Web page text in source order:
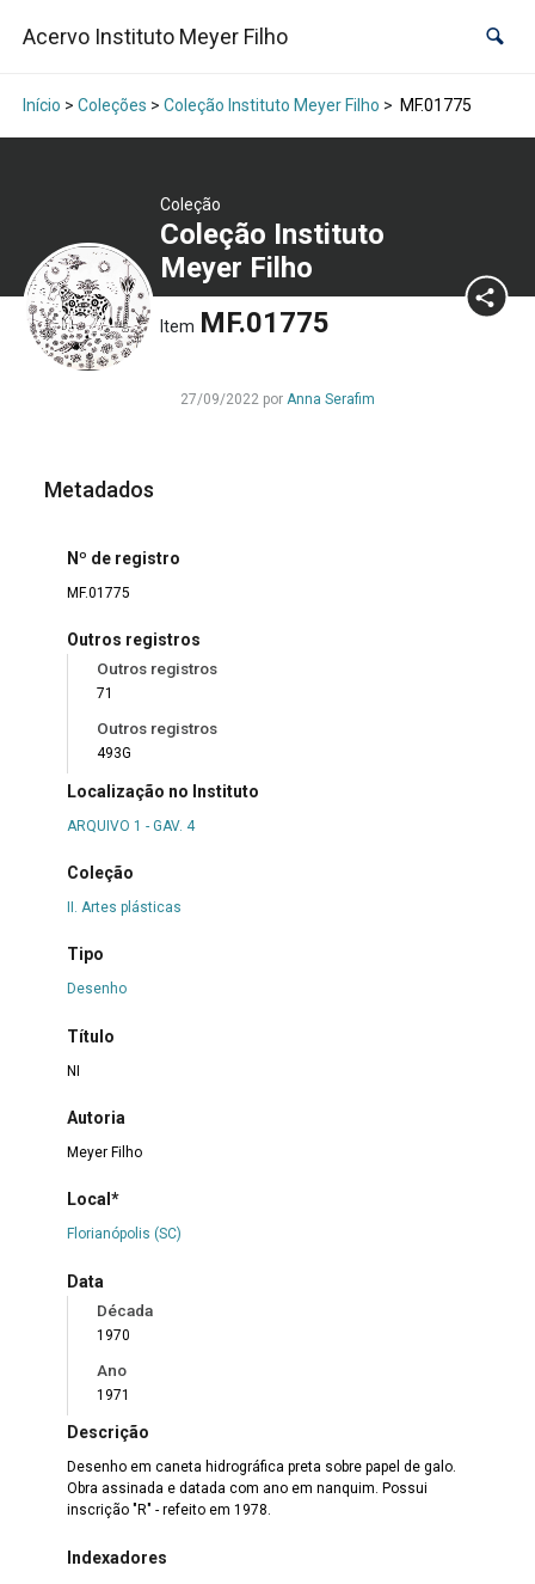
Acervo Instituto Meyer Filho
Início > Coleções > Coleção Instituto Meyer Filho > MF.01775
Coleção
Coleção Instituto
Meyer Filho
Item MF.01775
27/09/2022 por Anna Serafim
Metadados
Nº de registro
MF.01775
Outros registros
Outros registros
71
Outros registros
493G
Localização no Instituto
ARQUIVO 1 - GAV. 4
Coleção
II. Artes plásticas
Tipo
Desenho
Título
NI
Autoria
Meyer Filho
Local*
Florianópolis (SC)
Data
Década
1970
Ano
1971
Descrição
Desenho em caneta hidrográfica preta sobre papel de galo.
Obra assinada e datada com ano em nanquim. Possui
inscrição "R" - refeito em 1978.
Indexadores